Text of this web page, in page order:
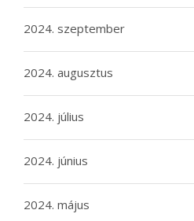
2024. szeptember
2024. augusztus
2024. július
2024. június
2024. május